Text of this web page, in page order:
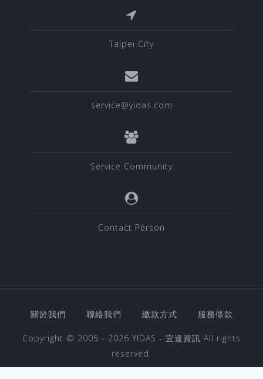
Taipei City
service@yidas.com
Service Community
Contact Person
關於我們 聯絡我們 繳款方式 服務條款
Copyright © 2005 - 2026 YIDAS - 宜達資訊 All rights
reserved.